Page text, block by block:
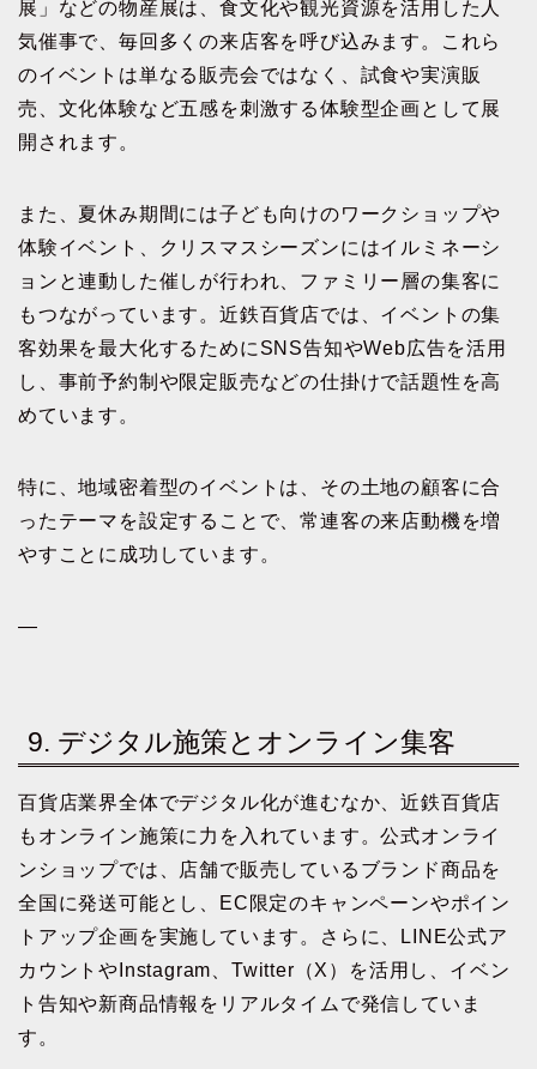
展」などの物産展は、食文化や観光資源を活用した人
気催事で、毎回多くの来店客を呼び込みます。これら
のイベントは単なる販売会ではなく、試食や実演販
売、文化体験など五感を刺激する体験型企画として展
開されます。
また、夏休み期間には子ども向けのワークショップや
体験イベント、クリスマスシーズンにはイルミネーシ
ョンと連動した催しが行われ、ファミリー層の集客に
もつながっています。近鉄百貨店では、イベントの集
客効果を最大化するためにSNS告知やWeb広告を活用
し、事前予約制や限定販売などの仕掛けで話題性を高
めています。
特に、地域密着型のイベントは、その土地の顧客に合
ったテーマを設定することで、常連客の来店動機を増
やすことに成功しています。
—
9. デジタル施策とオンライン集客
百貨店業界全体でデジタル化が進むなか、近鉄百貨店
もオンライン施策に力を入れています。公式オンライ
ンショップでは、店舗で販売しているブランド商品を
全国に発送可能とし、EC限定のキャンペーンやポイン
トアップ企画を実施しています。さらに、LINE公式ア
カウントやInstagram、Twitter（X）を活用し、イベン
ト告知や新商品情報をリアルタイムで発信していま
す。